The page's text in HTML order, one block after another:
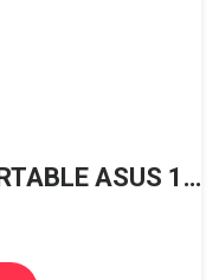
CHARGEUR POUR PC PORTABLE ASUS 19 V 3.42A